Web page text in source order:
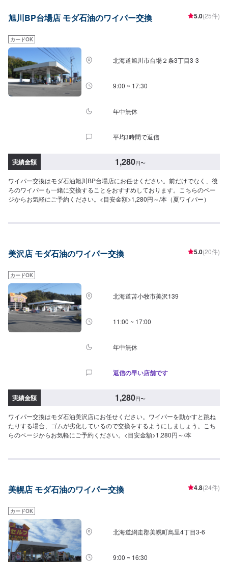
旭川BP台場店 モダ石油のワイパー交換 5.0(25件)
カードOK
北海道旭川市台場２条3丁目3-3
9:00 ~ 17:30
年中無休
平均3時間で返信
実績金額 1,280円〜
ワイパー交換はモダ石油旭川BP台場店にお任せください。前だけでなく、後
ろのワイパーも一緒に交換することをおすすめしております。こちらのペー
ジからお気軽にご予約ください。<目安金額>1,280円～/本（夏ワイパー）
美沢店 モダ石油のワイパー交換 5.0(20件)
カードOK
北海道苫小牧市美沢139
11:00 ~ 17:00
年中無休
返信の早い店舗です
実績金額 1,280円〜
ワイパー交換はモダ石油美沢店にお任せください。ワイパーを動かすと跳ね
たりする場合、ゴムが劣化しているので交換をするようにしましょう。こち
らのページからお気軽にご予約ください。<目安金額>1,280円～/本
美幌店 モダ石油のワイパー交換 4.8(24件)
カードOK
北海道網走郡美幌町鳥里4丁目3-6
9:00 ~ 16:30